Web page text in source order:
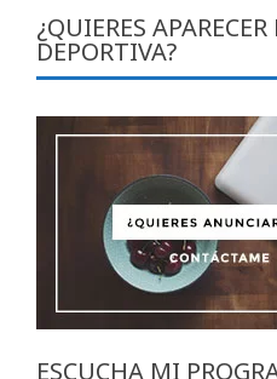
¿QUIERES
DEPORTIVA?
ESCUCHA MI